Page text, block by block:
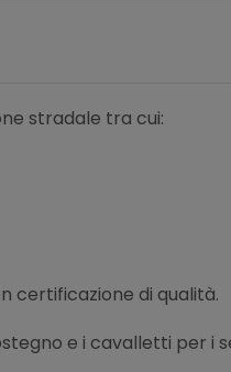
stradale tra cui:
certificazione di qualità.
e i cavalletti per i